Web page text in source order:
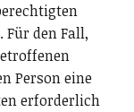
Für den Fall,
Person eine
erforderlich